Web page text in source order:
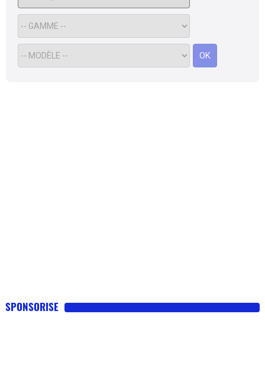
OK
SPONSORISE